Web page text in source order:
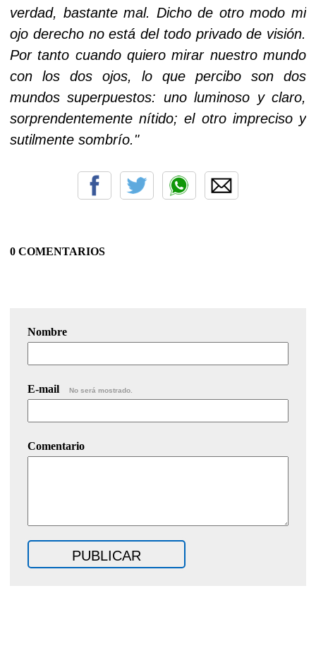
verdad, bastante mal. Dicho de otro modo mi
ojo derecho no está del todo privado de visión.
Por tanto cuando quiero mirar nuestro mundo
con los dos ojos, lo que percibo son dos
mundos superpuestos: uno luminoso y claro,
sorprendentemente nítido; el otro impreciso y
sutilmente sombrío."
0 COMENTARIOS
Nombre
E-mail No será mostrado.
Comentario